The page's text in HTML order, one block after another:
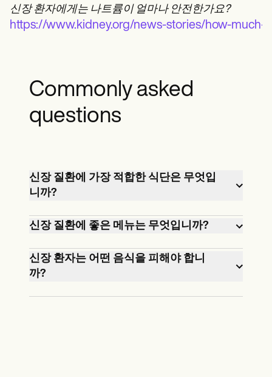
신장 환자에게는 나트륨이 얼마나 안전한가요?
https://www.kidney.org/news-stories/how-much-
Commonly asked
questions
신장 질환에 가장 적합한 식단은 무엇입
니까?
최고의 신장 식단에는 나트륨, 설탕, 인 및
칼륨이 적은 음식이 포함됩니다.이런 식
으로 섭취하면 CKD를 조절하는 데 도움
이 될 뿐만 아니라 설탕과 소금의 섭취를
줄여 건강한 체중을 유지하는 데도 도움
이 될 수 있습니다.
신장 질환에 좋은 메뉴는 무엇입니까?
좋은 신장 질환 메뉴에는 신선한 과일, 채
소 및 저지방 단백질이 포함된 식사가 포
함됩니다.환자는 신선한 허브를 소금 대
용으로 사용하여 미리 조리한 음식에 비
신장 환자는 어떤 음식을 피해야 합니
까?
신장 환자는 가공 식품, 정크 푸드 및 가당